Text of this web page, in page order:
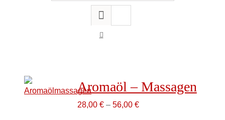
Aromaöl – Massagen
28,00 €– 56,00 €